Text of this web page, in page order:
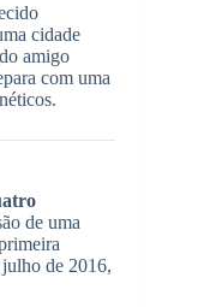
cidade
amigo
com uma
de uma
de 2016,